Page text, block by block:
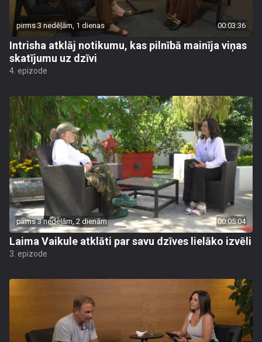
pirms 3 nedēļām, 1 dienas 00:03:36
Intrisha atklāj notikumu, kas pilnībā mainīja viņas
skatījumu uz dzīvi
4. epizode
pirms 3 nedēļām, 2 dienām 00:05:04
Laima Vaikule atklāti par savu dzīves lielāko izvēli
3. epizode